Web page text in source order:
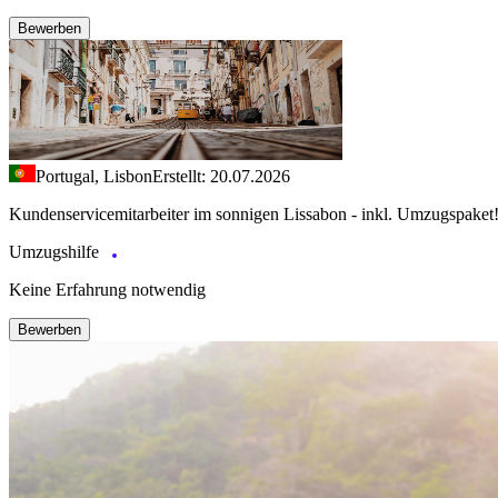
Bewerben
Portugal, LisbonErstellt: 20.07.2026
Kundenservicemitarbeiter im sonnigen Lissabon - inkl. Umzugspaket!
Umzugshilfe
Keine Erfahrung notwendig
Bewerben